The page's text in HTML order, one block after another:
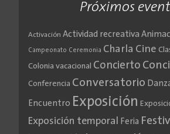
Próximos
Activación Actividad recreativa
Campeonato Ceremonia Charla Cine
Colonia vacacional Concierto
Conferencia Conversatorio
Encuentro Exposición
Exposición temporal Feria